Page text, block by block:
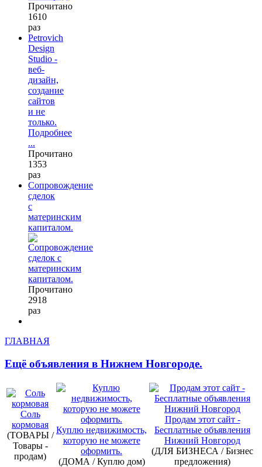
Прочитано
1610
раз
Petrovich
Design
Studio -
веб-
дизайн,
создание
сайтов
и не
только.
Подробнее
...
Прочитано
1353
раз
Сопровождение
сделок
с
материнским
капиталом.
Прочитано
2918
раз
ГЛАВНАЯ
Ещё объявления в Нижнем Новгороде.
Соль
кормовая
(ТОВАРЫ /
Товары -
продам)
Куплю недвижимость,
которую не можете
оформить.
(ДОМА / Куплю дом)
Продам этот сайт -
Бесплатные объявления
Нижний Новгород
(ДЛЯ БИЗНЕСА / Бизнес
предложения)